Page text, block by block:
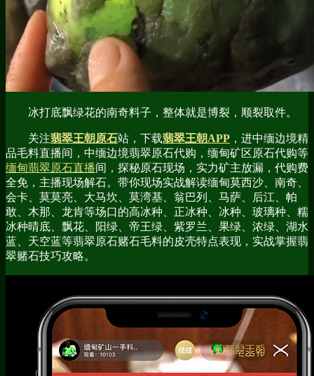
冰打底飘绿花的南奇料子，整体就是博裂，顺裂取件。
关注翡翠王朝原石站，下载翡翠王朝APP ，进中缅边境精
品毛料直播间，中缅边境翡翠原石代购，缅甸矿区原石代购等
缅甸翡翠原石直播间，探秘原石现场，实力矿主放漏，代购费
全免，主播现场解石。带你现场实战解读缅甸莫西沙、南奇、
会卡、莫莫亮、大马坎、莫湾基、翁巴列、马萨、后江、帕
敢、木那、龙肯等场口的高冰种、正冰种、冰种、玻璃种、糯
冰种晴底、飘花、阳绿、帝王绿、紫罗兰、果绿、浓绿、湖水
蓝、天空蓝等翡翠原石赌石毛料的皮壳特点表现，实战掌握翡
翠赌石技巧攻略。